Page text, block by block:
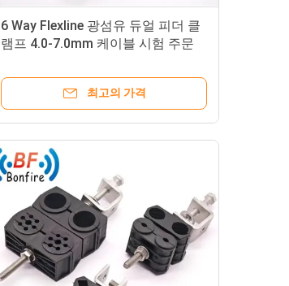
6 Way Flexline 광섬유 듀얼 피더 클
램프 4.0-7.0mm 케이블 시험 주문
최고의 가격